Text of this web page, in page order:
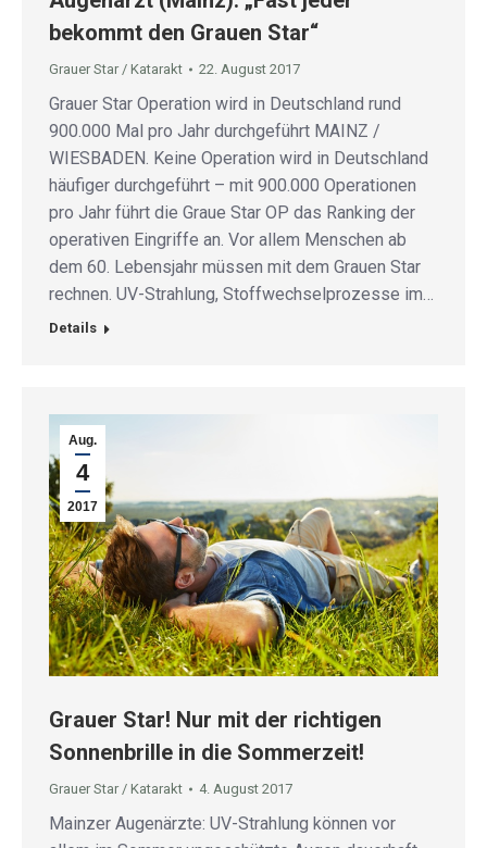
bekommt den Grauen Star“
Grauer Star / Katarakt 22. August 2017
Grauer Star Operation wird in Deutschland rund
900.000 Mal pro Jahr durchgeführt MAINZ /
WIESBADEN. Keine Operation wird in Deutschland
häufiger durchgeführt – mit 900.000 Operationen
pro Jahr führt die Graue Star OP das Ranking der
operativen Eingriffe an. Vor allem Menschen ab
dem 60. Lebensjahr müssen mit dem Grauen Star
rechnen. UV-Strahlung, Stoffwechselprozesse im…
Details
Aug.
4
2017
Grauer Star! Nur mit der richtigen
Sonnenbrille in die Sommerzeit!
Grauer Star / Katarakt 4. August 2017
Mainzer Augenärzte: UV-Strahlung können vor